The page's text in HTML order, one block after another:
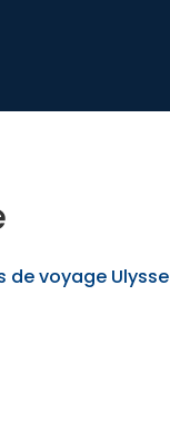
de voyage Ulysse